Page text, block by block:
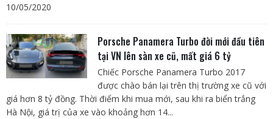
10/05/2020
Porsche Panamera Turbo đời mới đầu tiên
tại VN lên sàn xe cũ, mất giá 6 tỷ
Chiếc Porsche Panamera Turbo 2017
được chào bán lại trên thị trường xe cũ với
giá hơn 8 tỷ đồng. Thời điểm khi mua mới, sau khi ra biển trắng
Hà Nội, giá trị của xe vào khoảng hơn 14...